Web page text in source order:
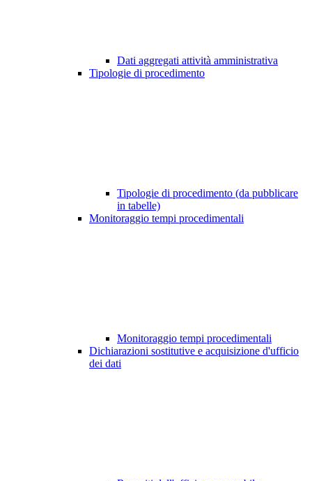
Dati aggregati attività amministrativa
Tipologie di procedimento
Tipologie di procedimento (da pubblicare
in tabelle)
Monitoraggio tempi procedimentali
Monitoraggio tempi procedimentali
Dichiarazioni sostitutive e acquisizione d'ufficio
dei dati